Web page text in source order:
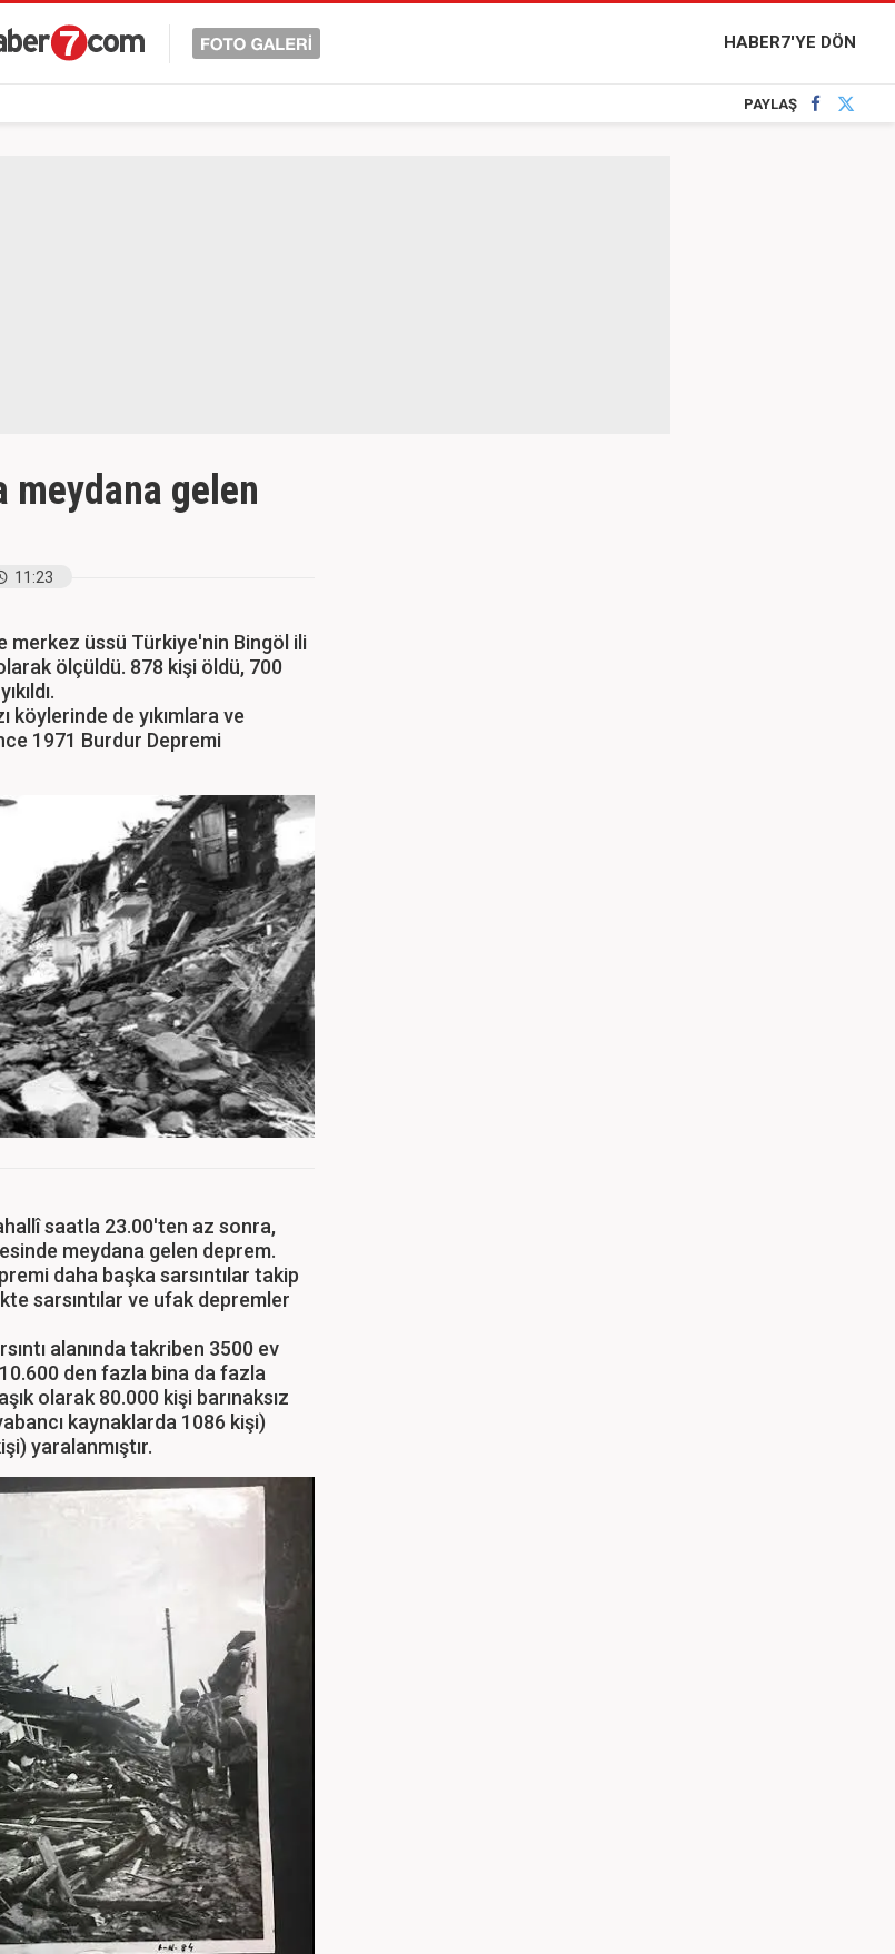
HABER7'YE DÖN
PAYLAŞ
meydana gelen
11:23
merkez üssü Türkiye'nin Bingöl ili
ölçüldü. 878 kişi öldü, 700
köylerinde de yıkımlara ve
1971 Burdur Depremi
saatla 23.00'ten az sonra,
meydana gelen deprem.
daha başka sarsıntılar takip
sarsıntılar ve ufak depremler
alanında takriben 3500 ev
den fazla bina da fazla
olarak 80.000 kişi barınaksız
kaynaklarda 1086 kişi)
yaralanmıştır.